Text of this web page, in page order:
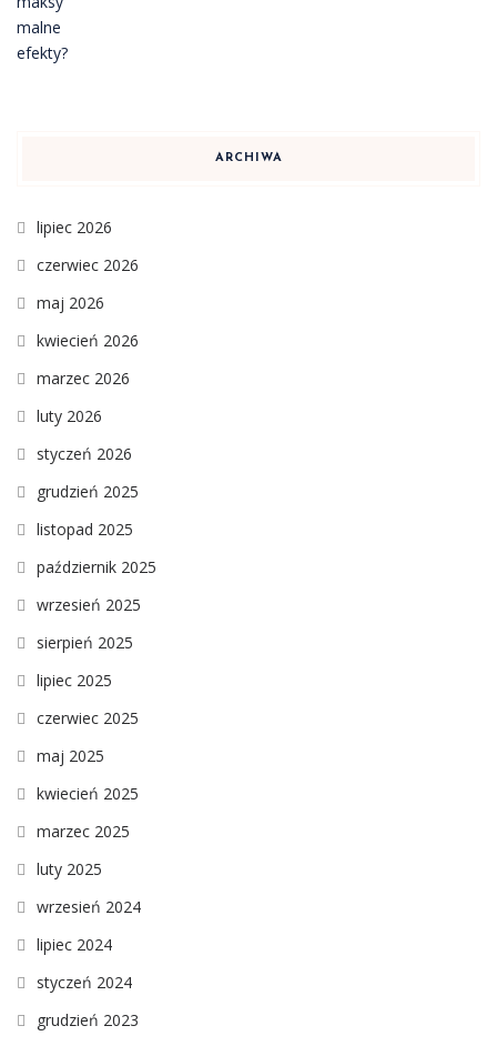
ARCHIWA
lipiec 2026
czerwiec 2026
maj 2026
kwiecień 2026
marzec 2026
luty 2026
styczeń 2026
grudzień 2025
listopad 2025
październik 2025
wrzesień 2025
sierpień 2025
lipiec 2025
czerwiec 2025
maj 2025
kwiecień 2025
marzec 2025
luty 2025
wrzesień 2024
lipiec 2024
styczeń 2024
grudzień 2023